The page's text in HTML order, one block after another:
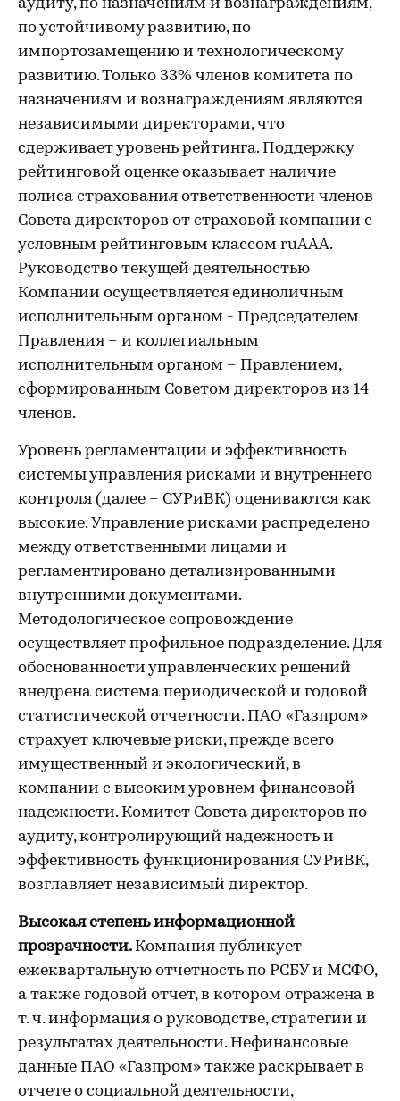
аудиту, по назначениям и вознаграждениям,
по устойчивому развитию, по
импортозамещению и технологическому
развитию. Только 33% членов комитета по
назначениям и вознаграждениям являются
независимыми директорами, что
сдерживает уровень рейтинга. Поддержку
рейтинговой оценке оказывает наличие
полиса страхования ответственности членов
Совета директоров от страховой компании с
условным рейтинговым классом ruAAA.
Руководство текущей деятельностью
Компании осуществляется единоличным
исполнительным органом - Председателем
Правления – и коллегиальным
исполнительным органом – Правлением,
сформированным Советом директоров из 14
членов.
Уровень регламентации и эффективность
системы управления рисками и внутреннего
контроля (далее – СУРиВК) оцениваются как
высокие. Управление рисками распределено
между ответственными лицами и
регламентировано детализированными
внутренними документами.
Методологическое сопровождение
осуществляет профильное подразделение. Для
обоснованности управленческих решений
внедрена система периодической и годовой
статистической отчетности. ПАО «Газпром»
страхует ключевые риски, прежде всего
имущественный и экологический, в
компании с высоким уровнем финансовой
надежности. Комитет Совета директоров по
аудиту, контролирующий надежность и
эффективность функционирования СУРиВК,
возглавляет независимый директор.
Высокая степень информационной
прозрачности. Компания публикует
ежеквартальную отчетность по РСБУ и МСФО,
а также годовой отчет, в котором отражена в
т. ч. информация о руководстве, стратегии и
результатах деятельности. Нефинансовые
данные ПАО «Газпром» также раскрывает в
отчете о социальной деятельности,